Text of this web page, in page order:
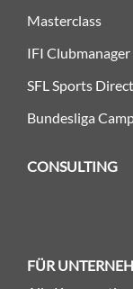
Masterclass
IFI Clubmanager
SFL Sports
Bundesliga
CONSULTING
FÜR